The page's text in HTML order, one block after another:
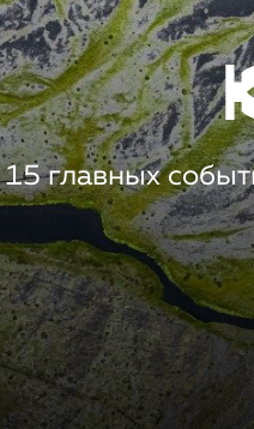
15 главных